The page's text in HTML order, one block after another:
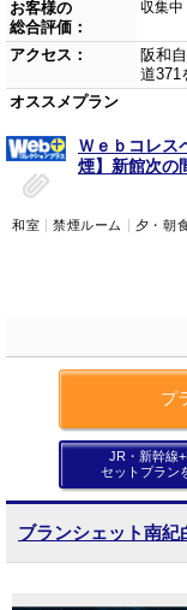
お客様の
総合評価：
収集中
アクセス：
阪和
道371
オススメプラン
Ｗｅｂコレ
煙】新館次の
和室 禁煙ルーム 夕・朝
プ
JR・新幹線
セットプラン
ブランシェット南紀